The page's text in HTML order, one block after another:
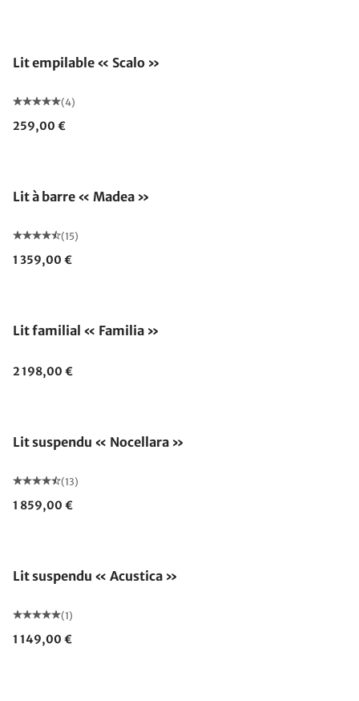
Lit empilable « Scalo »
(4)
259,00 €
Lit à barre « Madea »
(15)
1 359,00 €
Lit familial « Familia »
2 198,00 €
Lit suspendu « Nocellara »
(13)
1 859,00 €
Lit suspendu « Acustica »
(1)
1 149,00 €